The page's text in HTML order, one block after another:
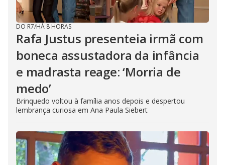
DO R7/HÁ 8 HORAS
Rafa Justus presenteia irmã com
boneca assustadora da infância
e madrasta reage: ‘Morria de
medo’
Brinquedo voltou à família anos depois e despertou
lembrança curiosa em Ana Paula Siebert